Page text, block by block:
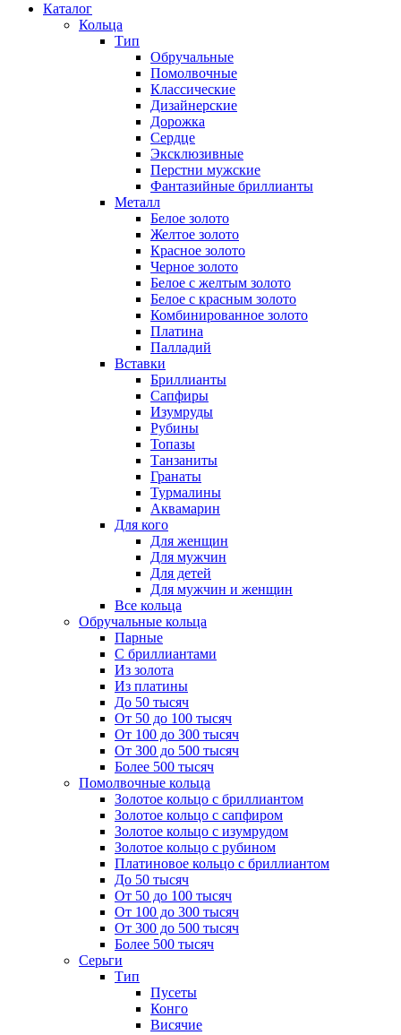
Каталог
Кольца
Тип
Обручальные
Помолвочные
Классические
Дизайнерские
Дорожка
Сердце
Эксклюзивные
Перстни мужские
Фантазийные бриллианты
Металл
Белое золото
Желтое золото
Красное золото
Черное золото
Белое с желтым золото
Белое с красным золото
Комбинированное золото
Платина
Палладий
Вставки
Бриллианты
Сапфиры
Изумруды
Рубины
Топазы
Танзаниты
Гранаты
Турмалины
Аквамарин
Для кого
Для женщин
Для мужчин
Для детей
Для мужчин и женщин
Все кольца
Обручальные кольца
Парные
С бриллиантами
Из золота
Из платины
До 50 тысяч
От 50 до 100 тысяч
От 100 до 300 тысяч
От 300 до 500 тысяч
Более 500 тысяч
Помолвочные кольца
Золотое кольцо с бриллиантом
Золотое кольцо с сапфиром
Золотое кольцо с изумрудом
Золотое кольцо с рубином
Платиновое кольцо с бриллиантом
До 50 тысяч
От 50 до 100 тысяч
От 100 до 300 тысяч
От 300 до 500 тысяч
Более 500 тысяч
Серьги
Тип
Пусеты
Конго
Висячие